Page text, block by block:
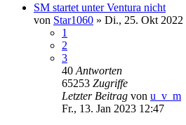
SM startet unter Ventura nicht
von Star1060 » Di., 25. Okt 2022
1
2
3
40 Antworten
65253 Zugriffe
Letzter Beitrag von u_v_m
Fr., 13. Jan 2023 12:47